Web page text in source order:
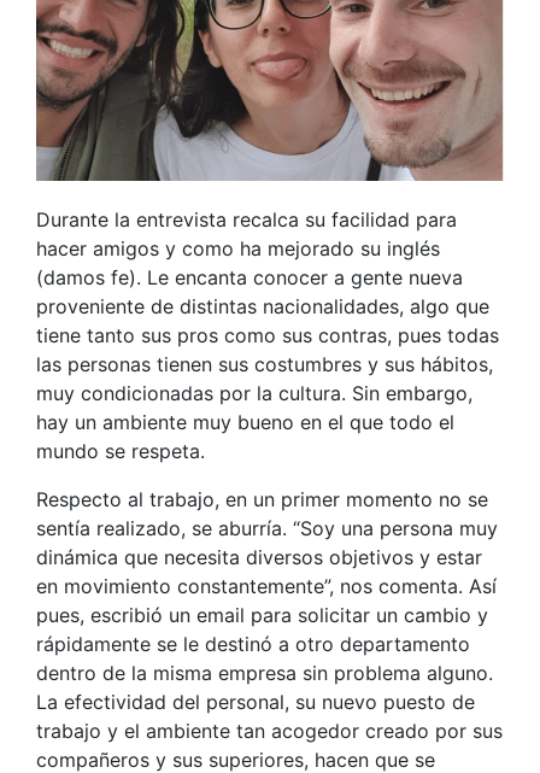
Durante la entrevista recalca su facilidad para
hacer amigos y como ha mejorado su inglés
(damos fe). Le encanta conocer a gente nueva
proveniente de distintas nacionalidades, algo que
tiene tanto sus pros como sus contras, pues todas
las personas tienen sus costumbres y sus hábitos,
muy condicionadas por la cultura. Sin embargo,
hay un ambiente muy bueno en el que todo el
mundo se respeta.
Respecto al trabajo, en un primer momento no se
sentía realizado, se aburría. “Soy una persona muy
dinámica que necesita diversos objetivos y estar
en movimiento constantemente”, nos comenta. Así
pues, escribió un email para solicitar un cambio y
rápidamente se le destinó a otro departamento
dentro de la misma empresa sin problema alguno.
La efectividad del personal, su nuevo puesto de
trabajo y el ambiente tan acogedor creado por sus
compañeros y sus superiores, hacen que se